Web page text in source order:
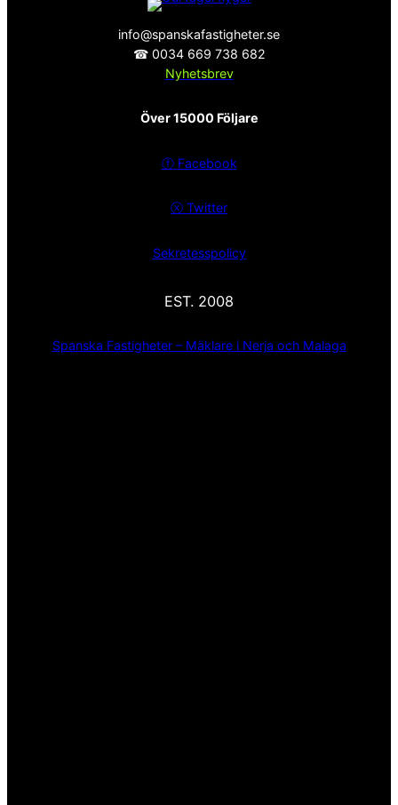
info@spanskafastigheter.se
☎ 0034 669 738 682
Nyhetsbrev
Över 15000 Följare
ⓕ Facebook
ⓧ Twitter
Sekretesspolicy
EST. 2008
Spanska Fastigheter – Mäklare i Nerja och Malaga